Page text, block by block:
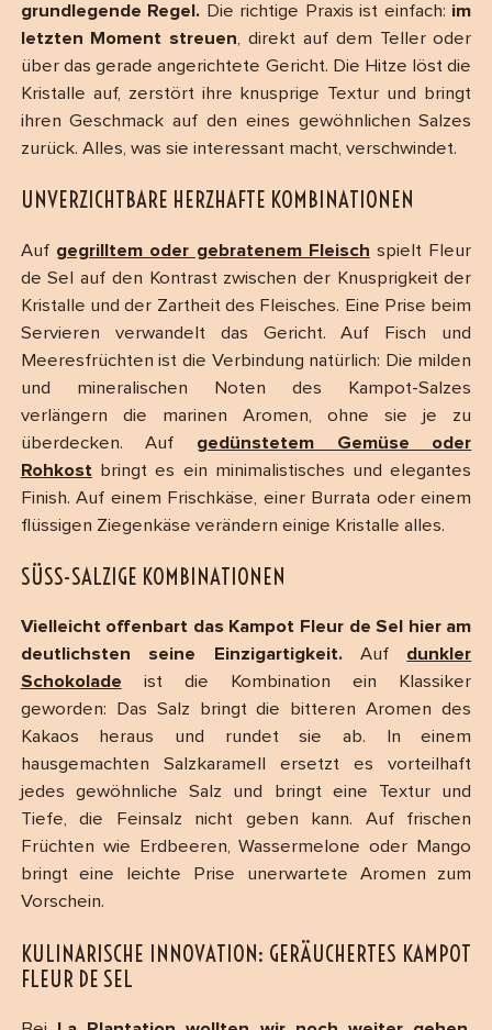
grundlegende Regel. Die richtige Praxis ist einfach: im
letzten Moment streuen, direkt auf dem Teller oder
über das gerade angerichtete Gericht. Die Hitze löst die
Kristalle auf, zerstört ihre knusprige Textur und bringt
ihren Geschmack auf den eines gewöhnlichen Salzes
zurück. Alles, was sie interessant macht, verschwindet.
UNVERZICHTBARE HERZHAFTE KOMBINATIONEN
Auf gegrilltem oder gebratenem Fleisch spielt Fleur
de Sel auf den Kontrast zwischen der Knusprigkeit der
Kristalle und der Zartheit des Fleisches. Eine Prise beim
Servieren verwandelt das Gericht. Auf Fisch und
Meeresfrüchten ist die Verbindung natürlich: Die milden
und mineralischen Noten des Kampot-Salzes
verlängern die marinen Aromen, ohne sie je zu
überdecken. Auf gedünstetem Gemüse oder
Rohkostbringt es ein minimalistisches und elegantes
Finish. Auf einem Frischkäse, einer Burrata oder einem
flüssigen Ziegenkäse verändern einige Kristalle alles.
SÜSS-SALZIGE KOMBINATIONEN
Vielleicht offenbart das Kampot Fleur de Sel hier am
deutlichsten seine Einzigartigkeit.Auf dunkler
Schokolade ist die Kombination ein Klassiker
geworden: Das Salz bringt die bitteren Aromen des
Kakaos heraus und rundet sie ab. In einem
hausgemachten Salzkaramell ersetzt es vorteilhaft
jedes gewöhnliche Salz und bringt eine Textur und
Tiefe, die Feinsalz nicht geben kann. Auf frischen
Früchten wie Erdbeeren, Wassermelone oder Mango
bringt eine leichte Prise unerwartete Aromen zum
Vorschein.
KULINARISCHE INNOVATION: GERÄUCHERTES KAMPOT
FLEUR DE SEL